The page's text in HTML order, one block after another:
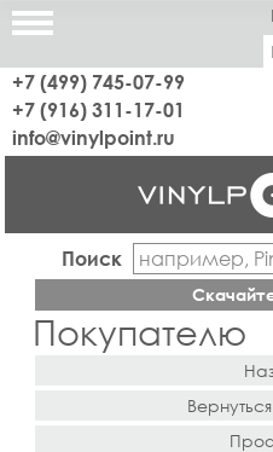
+7 (499) 745-07-99
+7 (916) 311-17-01
info@vinylpoint.ru
Поиск
Покупателю